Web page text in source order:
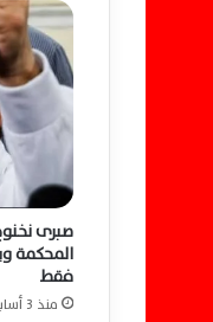
ش
ر
و
ط
ط
ر
ح
1
4
و
ح
د
ة
صبرى
المحكمة
فقط
منذ 3 أسابيع